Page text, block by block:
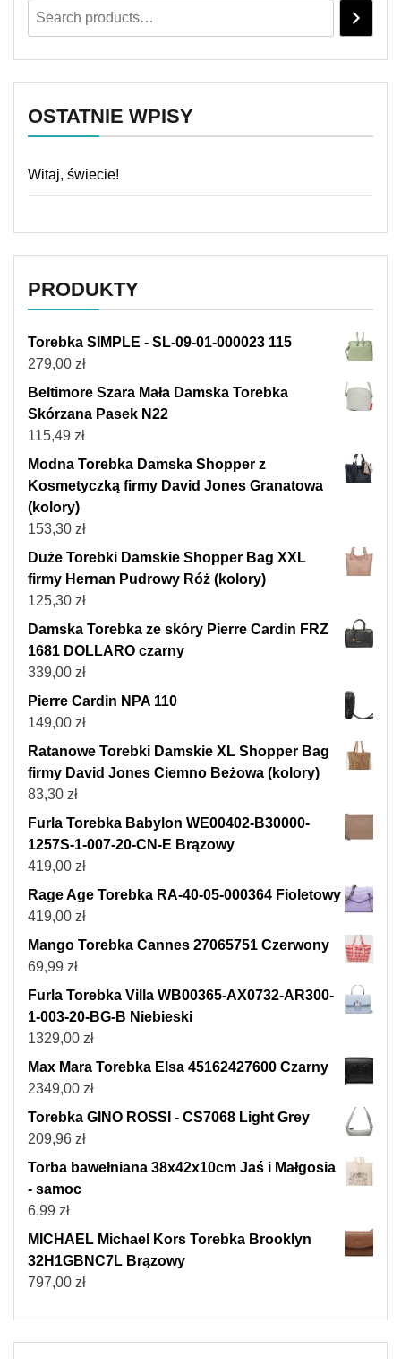
OSTATNIE WPISY
Witaj, świecie!
PRODUKTY
Torebka SIMPLE - SL-09-01-000023 115
279,00 zł
Beltimore Szara Mała Damska Torebka
Skórzana Pasek N22
115,49 zł
Modna Torebka Damska Shopper z
Kosmetyczką firmy David Jones Granatowa
(kolory)
153,30 zł
Duże Torebki Damskie Shopper Bag XXL
firmy Hernan Pudrowy Róż (kolory)
125,30 zł
Damska Torebka ze skóry Pierre Cardin FRZ
1681 DOLLARO czarny
339,00 zł
Pierre Cardin NPA 110
149,00 zł
Ratanowe Torebki Damskie XL Shopper Bag
firmy David Jones Ciemno Beżowa (kolory)
83,30 zł
Furla Torebka Babylon WE00402-B30000-
1257S-1-007-20-CN-E Brązowy
419,00 zł
Rage Age Torebka RA-40-05-000364 Fioletowy
419,00 zł
Mango Torebka Cannes 27065751 Czerwony
69,99 zł
Furla Torebka Villa WB00365-AX0732-AR300-
1-003-20-BG-B Niebieski
1329,00 zł
Max Mara Torebka Elsa 45162427600 Czarny
2349,00 zł
Torebka GINO ROSSI - CS7068 Light Grey
209,96 zł
Torba bawełniana 38x42x10cm Jaś i Małgosia
- samoc
6,99 zł
MICHAEL Michael Kors Torebka Brooklyn
32H1GBNC7L Brązowy
797,00 zł